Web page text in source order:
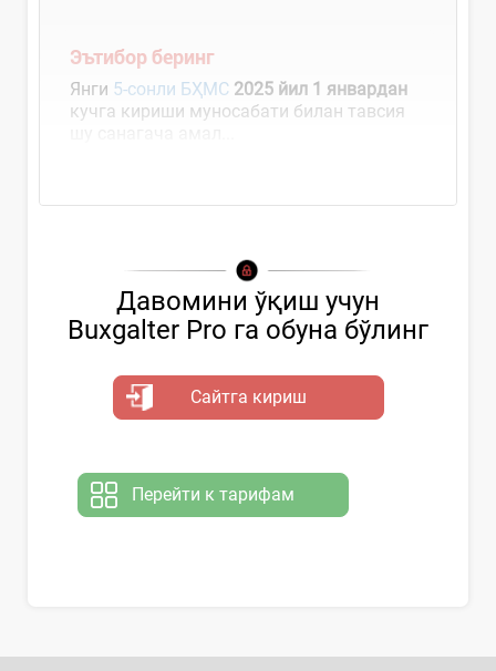
Эътибор беринг
Янги 5-сонли БҲМС 2025 йил 1 январдан
кучга кириши муносабати билан тавсия
Давомини ўқиш учун
Buxgalter Pro га обуна бўлинг
Сайтга кириш
Перейти к тарифам